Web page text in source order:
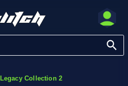
Collection 2